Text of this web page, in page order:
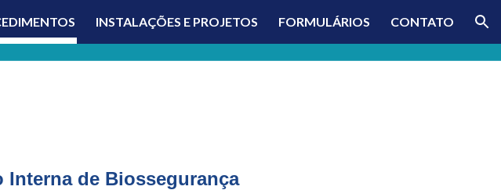
Skip to navigation
INSTALAÇÕES E PROJETOS FORMULÁRIOS CONTATO
Interna de Biossegurança